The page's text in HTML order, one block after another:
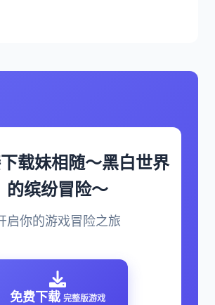
载妹相随～黑白世界
的缤纷冒险～
启你的游戏冒险之旅
免费下载 完整版游戏